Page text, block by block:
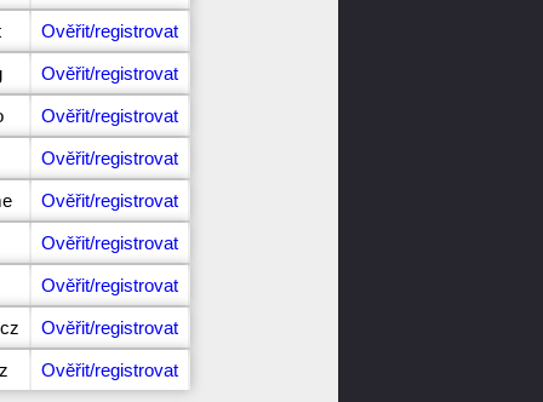
Ověřit/registrovat
Ověřit/registrovat
Ověřit/registrovat
Ověřit/registrovat
Ověřit/registrovat
Ověřit/registrovat
Ověřit/registrovat
Ověřit/registrovat
Ověřit/registrovat